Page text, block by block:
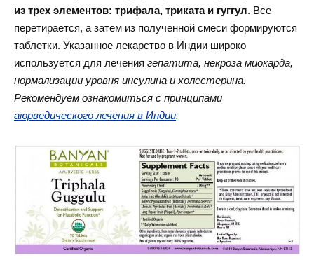
из трех элементов: трифала, триката и гуггул. Все
перетирается, а затем из полученной смеси формируются
таблетки. Указанное лекарство в Индии широко
используется для лечения гепатита, некроза миокарда,
нормализации уровня инсулина и холестерина.
Рекомендуем ознакомиться с принципами
аюрведического лечения в Индии.